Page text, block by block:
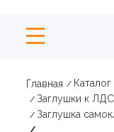
Главная
Заглушки к
Заглушка